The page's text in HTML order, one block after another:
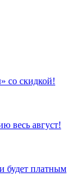
со скидкой!
весь август!
будет платным